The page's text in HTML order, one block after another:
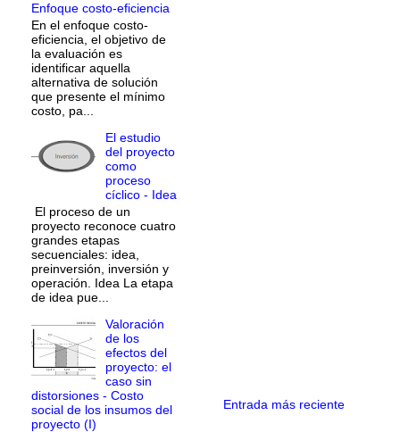
Entrada más reciente
Enfoque costo-eficiencia
En el enfoque costo-
eficiencia, el objetivo de
la evaluación es
identificar aquella
alternativa de solución
que presente el mínimo
costo, pa...
El estudio
del proyecto
como
proceso
cíclico - Idea
El proceso de un
proyecto reconoce cuatro
grandes etapas
secuenciales: idea,
preinversión, inversión y
operación. Idea La etapa
de idea pue...
Valoración
de los
efectos del
proyecto: el
caso sin
distorsiones - Costo
social de los insumos del
proyecto (I)